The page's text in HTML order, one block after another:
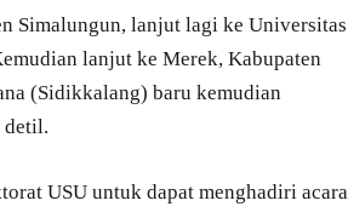
Simalungun, lanjut lagi ke Universitas
lanjut ke Merek, Kabupaten
(Sidikkalang) baru kemudian
detil.
USU untuk dapat menghadiri acara